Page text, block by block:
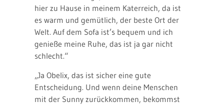
hier zu Hause in meinem Katerreich, da ist
es warm und gemütlich, der beste Ort der
Welt. Auf dem Sofa ist’s bequem und ich
genieße meine Ruhe, das ist ja gar nicht
schlecht.“
„Ja Obelix, das ist sicher eine gute
Entscheidung. Und wenn deine Menschen
mit der Sunny zurückkommen, bekommst